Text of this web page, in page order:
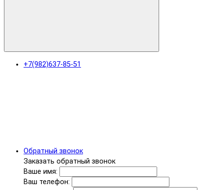
+7(982)637-85-51
Обратный звонок
Заказать обратный звонок
Ваше имя:
Ваш телефон: